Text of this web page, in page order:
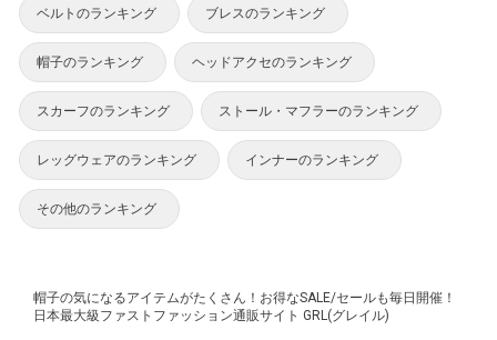
ベルトのランキング ブレスのランキング
帽子のランキング ヘッドアクセのランキング
スカーフのランキング ストール・マフラーのランキング
レッグウェアのランキング インナーのランキング
その他のランキング
帽子の気になるアイテムがたくさん！お得なSALE/セールも毎日開催！
日本最大級ファストファッション通販サイト GRL(グレイル)